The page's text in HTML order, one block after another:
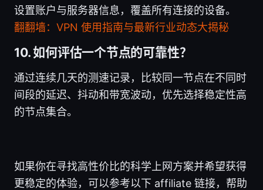
设置账户与服务器信息，覆盖所有连接的设备。
翻翻墙：VPN 使用指南与最新行业动态大揭秘
10. 如何评估一个节点的可靠性？
通过连续几天的测速记录，比较同一节点在不同时
间段的延迟、抖动和带宽波动，优先选择稳定性高
的节点集合。
如果你在寻找高性价比的科学上网方案并希望获得
更稳定的体验，可以参考以下 affiliate 链接，帮助